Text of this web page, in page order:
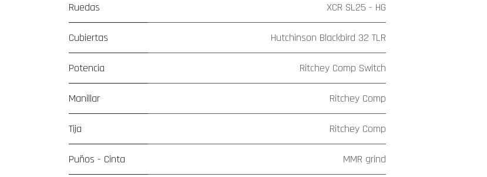
Ruedas XCR SL25 - HG
Cubiertas Hutchinson Blackbird 32 TLR
Potencia Ritchey Comp Switch
Manillar Ritchey Comp
Tija Ritchey Comp
Puños - Cinta MMR grind